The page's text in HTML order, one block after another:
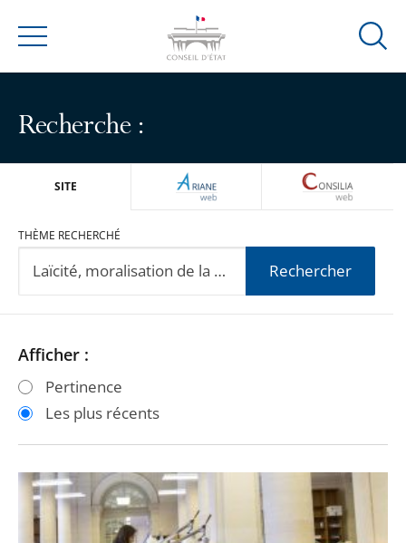
Menu
Ouvrir
Recherche :
SITE ARIANEWEB
THÈME RECHERCHÉ
Rechercher
Passer
les
filtres
après
Passer
les
filtres
avant
Afficher :
Pertinence
Les plus récents
Intégration
d'auditeur